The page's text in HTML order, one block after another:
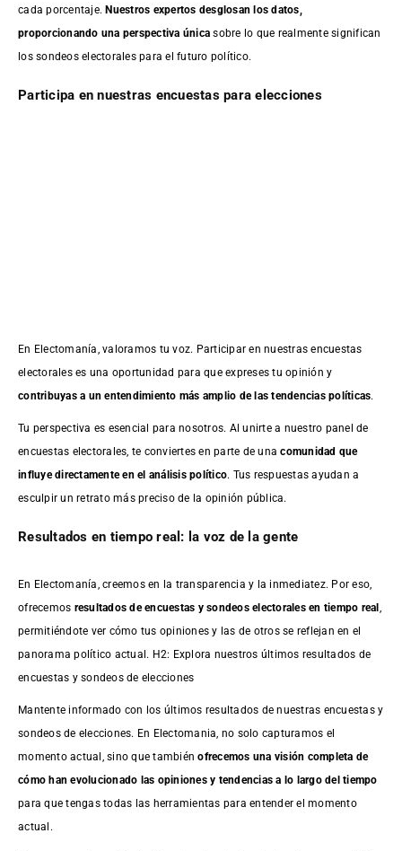
cada porcentaje.Nuestros expertos desglosan los datos,
proporcionando una perspectiva única sobre lo que realmente significan
los sondeos electorales para el futuro político.
Participa en nuestras encuestas para elecciones
En Electomanía, valoramos tu voz. Participar en nuestras encuestas
electorales es una oportunidad para que expreses tu opinión y
contribuyas a un entendimiento más amplio de las tendencias políticas.
Tu perspectiva es esencial para nosotros. Al unirte a nuestro panel de
encuestas electorales, te conviertes en parte de unacomunidad que
influye directamente en el análisis político. Tus respuestas ayudan a
esculpir un retrato más preciso de la opinión pública.
Resultados en tiempo real: la voz de la gente
En Electomanía, creemos en la transparencia y la inmediatez. Por eso,
ofrecemos resultados deencuestas y sondeos electorales en tiempo real
permitiéndote ver cómo tus opiniones y las de otros se reflejan en el
panorama político actual. H2: Explora nuestros últimos resultados de
encuestas y sondeos de elecciones
Mantente informado con los últimos resultados de nuestras encuestasy
sondeos de elecciones. En Electomania, no solo capturamos el
momento actual, sino que tambiénofrecemos una visión completa de
cómo han evolucionado las opiniones y tendencias a lo largo del tiempo
para que tengas todas las herramientas para entender el momento
actual.